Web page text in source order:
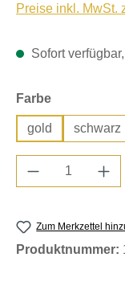
Preise inkl. MwSt.
Sofort
Farbeauswählen
gold schwarz
Produkt
Zum Merkzettel
Produktnummer: